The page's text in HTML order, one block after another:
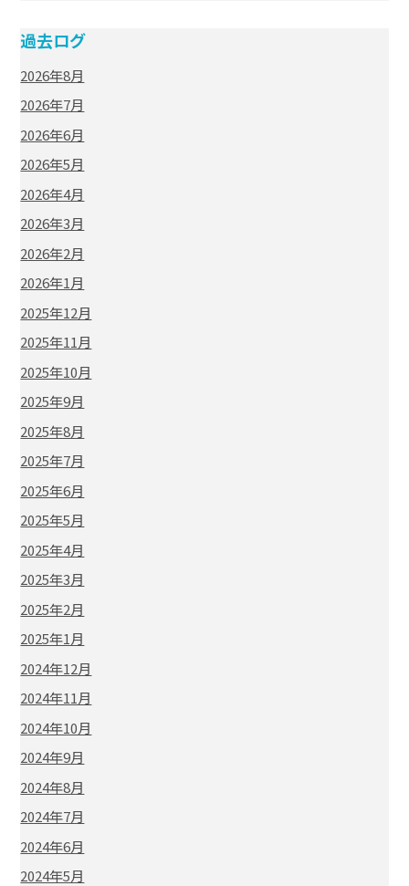
過去ログ
2026年8月
2026年7月
2026年6月
2026年5月
2026年4月
2026年3月
2026年2月
2026年1月
2025年12月
2025年11月
2025年10月
2025年9月
2025年8月
2025年7月
2025年6月
2025年5月
2025年4月
2025年3月
2025年2月
2025年1月
2024年12月
2024年11月
2024年10月
2024年9月
2024年8月
2024年7月
2024年6月
2024年5月